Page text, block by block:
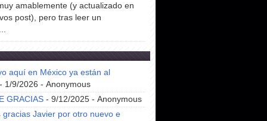
amablemente (y actualizado en
post), pero tras leer un
aquí en México ya están al
1/9/2026 - Anonymous
GRACIAS - 9/12/2025 - Anonymous
gracias Javier por otro nuevo e